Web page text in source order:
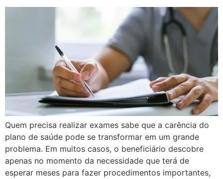
Quem precisa realizar exames sabe que a carência do
plano de saúde pode se transformar em um grande
problema. Em muitos casos, o beneficiário descobre
apenas no momento da necessidade que terá de
esperar meses para fazer procedimentos importantes,